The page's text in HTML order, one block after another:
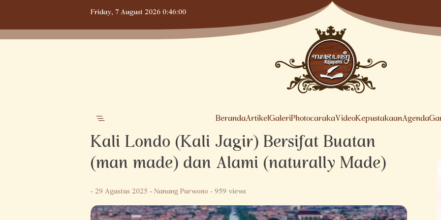
content
Friday,7 August 20260:46:01
BerandaArtikelGaleriPhotocarakaVideoKepustakaanAgenda
Kali Londo (Kali Jagir) Bersifat Buatan
(man made) dan Alami (naturally Made)
-29 Agustus 2025-Nanang Purwono- 959 views